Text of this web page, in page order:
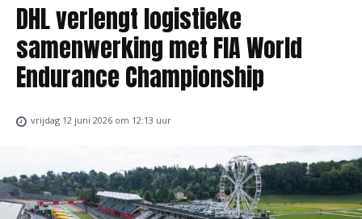
DHL verlengt logistieke
samenwerking met FIA World
Endurance Championship
vrijdag 12 juni 2026 om 12:13 uur